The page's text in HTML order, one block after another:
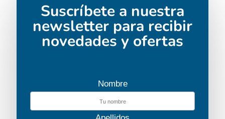
Suscríbete a nuestra
newsletter para recibir
novedades y ofertas
Nombre